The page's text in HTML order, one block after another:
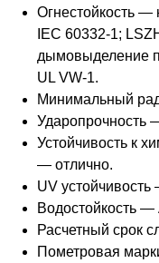
Огнестойкость —
IEC 60332-1;
дымовыделение
UL VW-1.
Минимальный
Ударопрочность
Устойчивость к
— отлично.
UV
Водостойкость —
Расчетный срок
Пометровая